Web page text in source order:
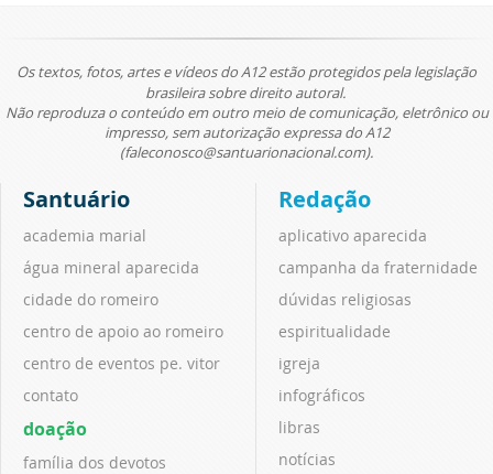
Os textos, fotos, artes e vídeos do A12 estão protegidos pela legislação
brasileira sobre direito autoral.
Não reproduza o conteúdo em outro meio de comunicação, eletrônico ou
impresso, sem autorização expressa do A12
(faleconosco@santuarionacional.com).
Santuário
academia marial
água mineral aparecida
cidade do romeiro
centro de apoio ao romeiro
centro de eventos pe. vitor
contato
doação
família dos devotos
Redação
aplicativo aparecida
campanha da fraternidade
dúvidas religiosas
espiritualidade
igreja
infográficos
libras
notícias